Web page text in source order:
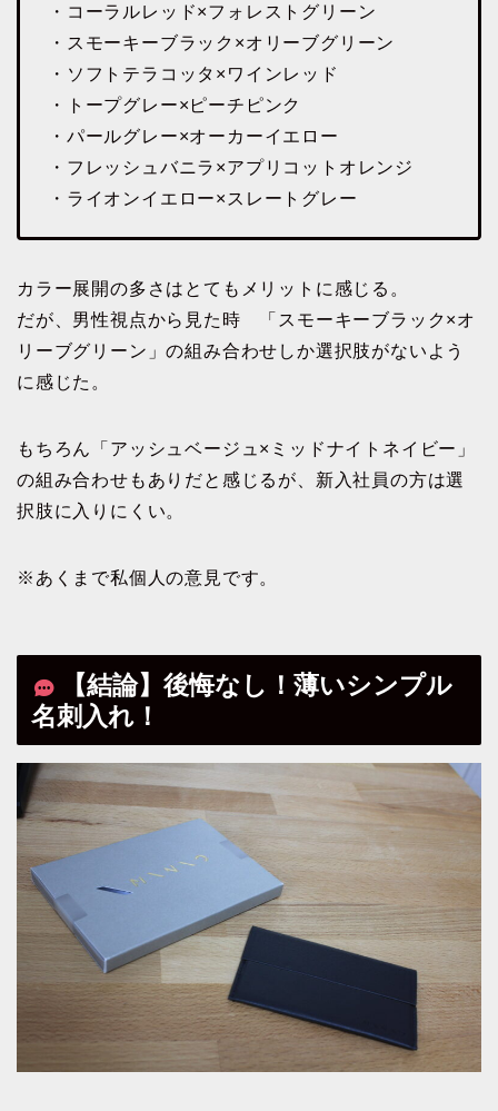
・コーラルレッド×フォレストグリーン
・スモーキーブラック×オリーブグリーン
・ソフトテラコッタ×ワインレッド
・トープグレー×ピーチピンク
・パールグレー×オーカーイエロー
・フレッシュバニラ×アプリコットオレンジ
・ライオンイエロー×スレートグレー
カラー展開の多さはとてもメリットに感じる。
だが、男性視点から見た時 「スモーキーブラック×オ
リーブグリーン」の組み合わせしか選択肢がないよう
に感じた。
もちろん「アッシュベージュ×ミッドナイトネイビー」
の組み合わせもありだと感じるが、新入社員の方は選
択肢に入りにくい。
※あくまで私個人の意見です。
【結論】後悔なし！薄いシンプル
名刺入れ！